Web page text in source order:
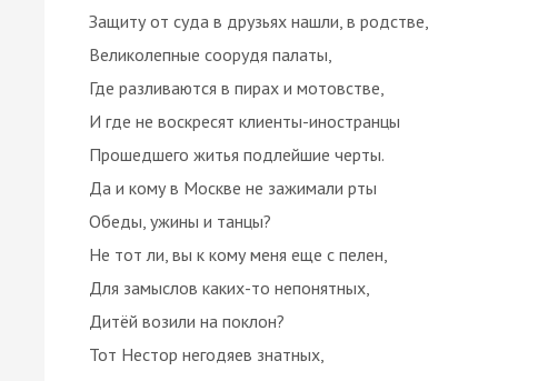
Защиту от суда в друзьях нашли, в родстве,
Великолепные соорудя палаты,
Где разливаются в пирах и мотовстве,
И где не воскресят клиенты-иностранцы
Прошедшего житья подлейшие черты.
Да и кому в Москве не зажимали рты
Обеды, ужины и танцы?
Не тот ли, вы к кому меня еще с пелен,
Для замыслов каких-то непонятных,
Дитёй возили на поклон?
Тот Нестор негодяев знатных,